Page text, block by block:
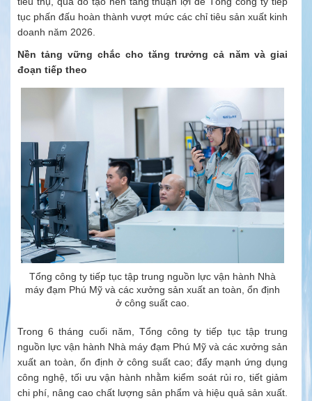
tục phấn đấu hoàn thành vượt mức các chỉ tiêu sản xuất kinh
doanh năm 2026.
Nền tảng vững chắc cho tăng trưởng cả năm và giai
đoạn tiếp theo
Tổng công ty tiếp tục tập trung nguồn lực vận hành Nhà
máy đạm Phú Mỹ và các xưởng sản xuất an toàn, ổn định
ở công suất cao.
Trong 6 tháng cuối năm, Tổng công ty tiếp tục tập trung
nguồn lực vận hành Nhà máy đạm Phú Mỹ và các xưởng sản
xuất an toàn, ổn định ở công suất cao; đẩy mạnh ứng dụng
công nghệ, tối ưu vận hành nhằm kiểm soát rủi ro, tiết giảm
chi phí, nâng cao chất lượng sản phẩm và hiệu quả sản xuất.